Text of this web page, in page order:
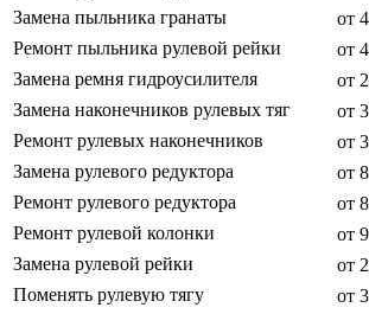
Замена пыльника гранаты
от
Ремонт пыльника рулевой рейки
от
Замена ремня гидроусилителя
от
Замена наконечников рулевых тяг
от
Ремонт рулевых наконечников
от
Замена рулевого редуктора
от
Ремонт рулевого редуктора
от
Ремонт рулевой колонки
от
Замена рулевой рейки
от
Поменять рулевую тягу
от